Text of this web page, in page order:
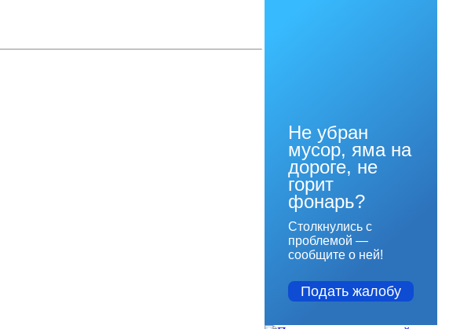
Не убран
мусор, яма на
дороге, не
горит
фонарь?
Столкнулись с
проблемой —
сообщите о ней!
Подать жалобу